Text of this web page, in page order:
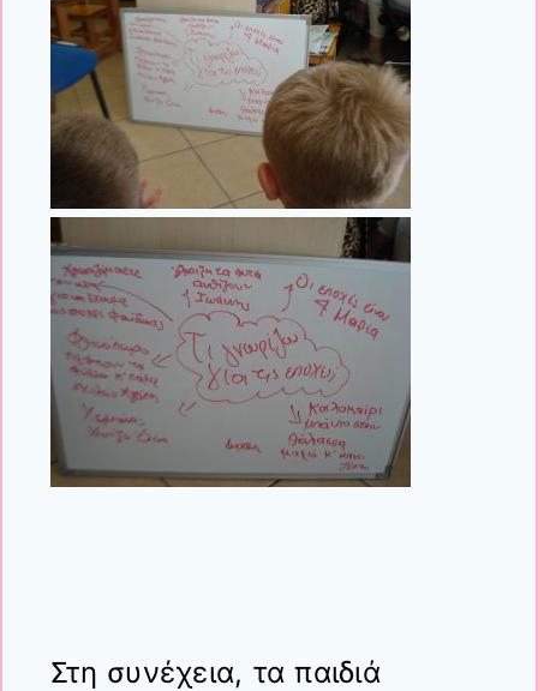
Στη συνέχεια, τα παιδιά